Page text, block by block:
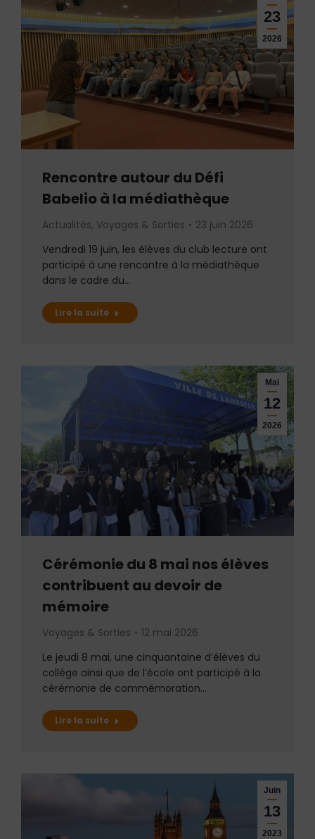
23
2026
Rencontre autour du Défi
Babelio à la médiathèque
Actualités, Voyages & Sorties
23 juin 2026
Vendredi 19 juin, les élèves du club lecture ont
participé à une rencontre à la médiathèque
dans le cadre du…
Lire la suite
Mai
12
2026
Cérémonie du 8 mai nos élèves
contribuent au devoir de
mémoire
Voyages & Sorties
12 mai 2026
Le jeudi 8 mai, une cinquantaine d’élèves du
collège ainsi que de l’école ont participé à la
cérémonie de commémoration…
Lire la suite
Juin
13
2023